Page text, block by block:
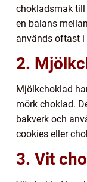
chokladsmak
en balans
används oftast i
2.
Mjölkchoklad
mörk choklad.
bakverk och
cookies eller
3. Vit